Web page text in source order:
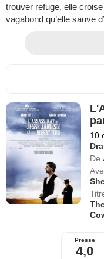
trouver refuge, elle
vagabond qu’elle sauve
10
De
Presse
4,0